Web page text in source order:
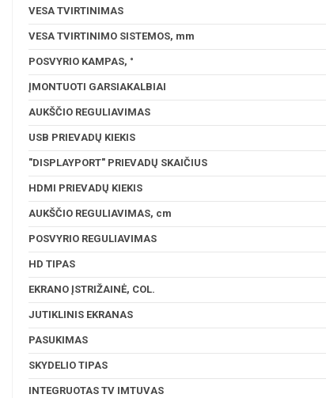
VESA TVIRTINIMAS
VESA TVIRTINIMO SISTEMOS, mm
POSVYRIO KAMPAS, °
ĮMONTUOTI GARSIAKALBIAI
AUKŠČIO REGULIAVIMAS
USB PRIEVADŲ KIEKIS
"DISPLAYPORT" PRIEVADŲ SKAIČIUS
HDMI PRIEVADŲ KIEKIS
AUKŠČIO REGULIAVIMAS, cm
POSVYRIO REGULIAVIMAS
HD TIPAS
EKRANO ĮSTRIŽAINĖ, COL.
JUTIKLINIS EKRANAS
PASUKIMAS
SKYDELIO TIPAS
INTEGRUOTAS TV IMTUVAS